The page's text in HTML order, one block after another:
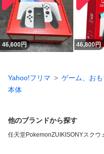
46,600円 46,800円
Yahoo!フリマ ゲーム、お
本体
他のブランドから探す
任天堂PokemonZUIKI SONYスクウ